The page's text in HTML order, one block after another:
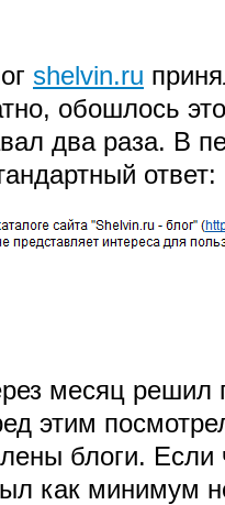
shelvin.ru
обошлось
два раза. В
ответ:
месяц решил
этим
блоги. Если
как минимум